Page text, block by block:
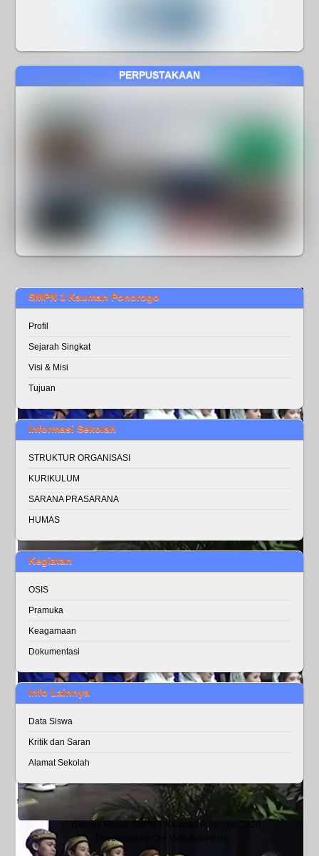
PERPUSTAKAAN
SMPN 1 Kauman Ponorogo
Profil
Sejarah Singkat
Visi & Misi
Tujuan
Informasi Sekolah
STRUKTUR ORGANISASI
KURIKULUM
SARANA PRASARANA
HUMAS
Kegiatan
OSIS
Pramuka
Keagamaan
Dokumentasi
Info Lainnya
Data Siswa
Kritik dan Saran
Alamat Sekolah
↑
Website Resmi SMPN 1 Kauman Ponorogo
Developed by